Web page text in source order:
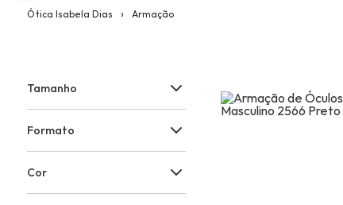
Ótica Isabela Dias › Armação
Tamanho
Formato
Cor